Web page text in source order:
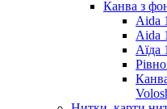
Канва з
Aida
Aida
Аїда